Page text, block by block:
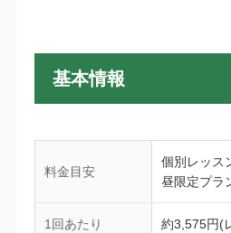
基本情報
料金目安
個別レッス
昼限定プラ
1回あたり 約3,575円(